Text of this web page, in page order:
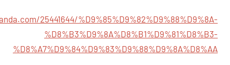
25441644/%D9%85%D9%82%D9%88%D9%8A-
%D8%B3%D9%8A%D8%B1%D9%81%D8%B3-
%D8%A7%D9%84%D9%83%D9%88%D9%8A%D8%AA